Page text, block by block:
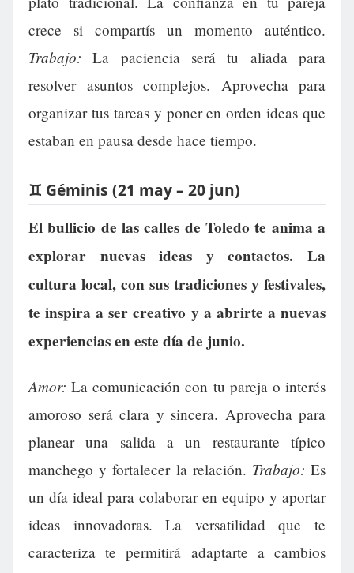
crece si compartís un momento auténtico.
Trabajo: La paciencia será tu aliada para
resolver asuntos complejos. Aprovecha para
organizar tus tareas y poner en orden ideas que
estaban en pausa desde hace tiempo.
♊ Géminis (21 may – 20 jun)
El bullicio de las calles de Toledo te anima a
explorar nuevas ideas y contactos. La
cultura local, con sus tradiciones y festivales,
te inspira a ser creativo y a abrirte a nuevas
experiencias en este día de junio.
Amor: La comunicación con tu pareja o interés
amoroso será clara y sincera. Aprovecha para
planear una salida a un restaurante típico
manchego y fortalecer la relación. Trabajo: Es
un día ideal para colaborar en equipo y aportar
ideas innovadoras. La versatilidad que te
caracteriza te permitirá adaptarte a cambios